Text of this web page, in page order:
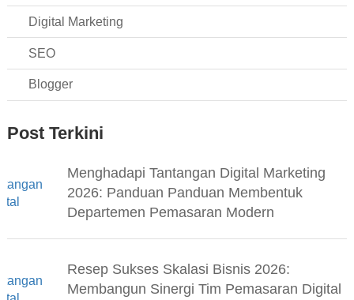
Digital Marketing
SEO
Blogger
Post Terkini
Menghadapi Tantangan Digital Marketing
2026: Panduan Panduan Membentuk
Departemen Pemasaran Modern
Resep Sukses Skalasi Bisnis 2026:
Membangun Sinergi Tim Pemasaran Digital